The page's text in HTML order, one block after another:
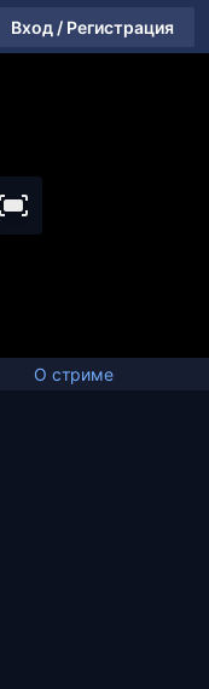
Вход / Регистрация
О стриме